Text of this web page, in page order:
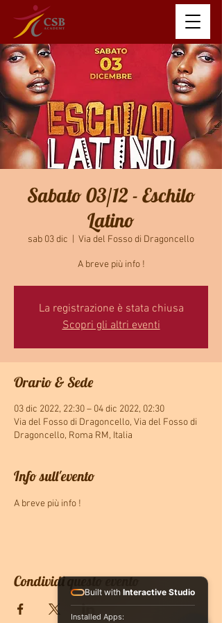
Sabato 03/12 - Eschilo
Latino
sab 03 dic Via del Fosso di Dragoncello
A breve più info !
La registrazione è stata chiusa
Scopri gli altri eventi
Orario & Sede
03 dic 2022, 22:30 – 04 dic 2022, 02:30
Via del Fosso di Dragoncello, Via del Fosso di
Dragoncello, Roma RM, Italia
Info sull'evento
A breve più info !
Condividi questo evento
Built with Interactive Studio
Installed Apps: